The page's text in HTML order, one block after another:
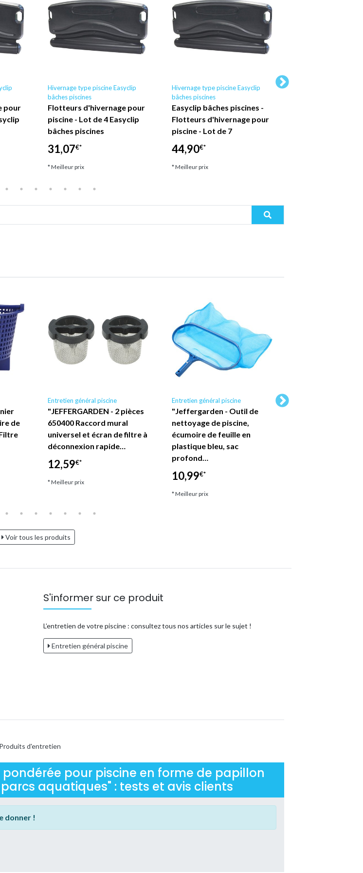
pour
Hivernage type piscine Easyclip
bâches piscines
Flotteurs d'hivernage pour
piscine - Lot de 4 Easyclip
bâches piscines
31,07€*
* Meilleur prix
Hivernage type piscine Easyclip
bâches piscines
Easyclip bâches piscines -
Flotteurs d'hivernage pour
piscine - Lot de 7
44,90€*
* Meilleur prix
de
Entretien général piscine
"JEFFERGARDEN - 2 pièces
650400 Raccord mural
universel et écran de filtre à
déconnexion rapide…
12,59€*
* Meilleur prix
Entretien général piscine
"Jeffergarden - Outil de
nettoyage de piscine,
écumoire de feuille en
plastique bleu, sac
profond…
10,99€*
* Meilleur prix
Voir tous les produits
S'informer sur ce produit
L’entretien de votre piscine : consultez tous nos articles sur le sujet !
Entretien général piscine
Produits d'entretien
pondérée pour piscine en forme de papillon
aquatiques" : tests et avis clients
donner !